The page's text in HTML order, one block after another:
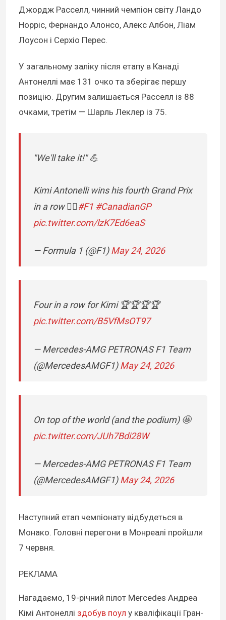
Джордж Расселл, чинний чемпіон світу Ландо
Норріс, Фернандо Алонсо, Алекс Албон, Ліам
Лоусон і Серхіо Перес.
У загальному заліку після етапу в Канаді
Антонеллі має 131 очко та зберігає першу
позицію. Другим залишається Расселл із 88
очками, третім — Шарль Леклер із 75.
"We'll take it!" 💪
Kimi Antonelli wins his fourth Grand Prix
in a row 😮‍💨#F1 #CanadianGP
pic.twitter.com/lzK7Ed6eaS
— Formula 1 (@F1)May 24, 2026
Four in a row for Kimi 🏆🏆🏆🏆
pic.twitter.com/B5VfMsOT97
— Mercedes-AMG PETRONAS F1 Team
(@MercedesAMGF1)May 24, 2026
On top of the world (and the podium) 🤩
pic.twitter.com/JUh7Bdi28W
— Mercedes-AMG PETRONAS F1 Team
(@MercedesAMGF1)May 24, 2026
Наступний етап чемпіонату відбудеться в
Монако. Головні перегони в Монреалі пройшли
7 червня.
РЕКЛАМА
Нагадаємо, 19-річний пілот Mercedes Андреа
Кімі Антонеллі здобув поул у кваліфікації Гран-